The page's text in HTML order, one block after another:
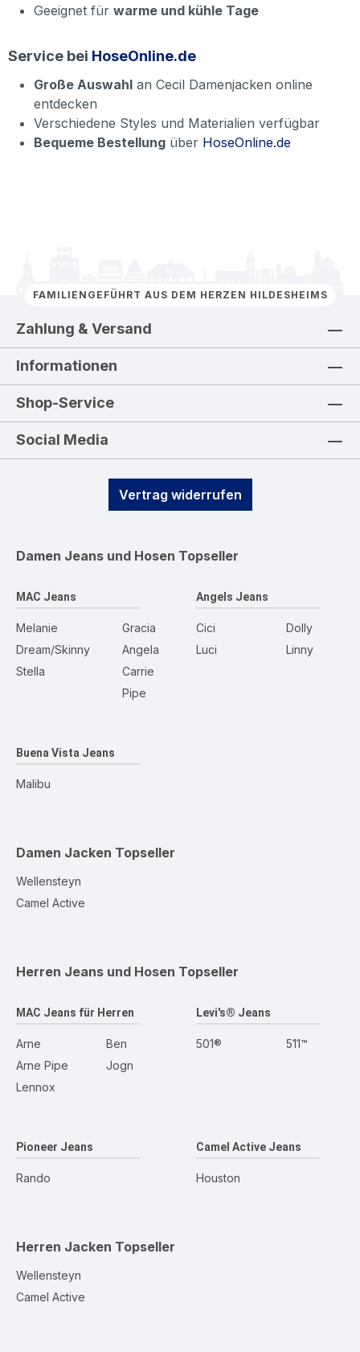
Geeignet für warme und kühle Tage
Service bei HoseOnline.de
Große Auswahl an Cecil Damenjacken online
entdecken
Verschiedene Styles und Materialien verfügbar
Bequeme Bestellung über HoseOnline.de
FAMILIENGEFÜHRT AUS DEM HERZEN HILDESHEIMS
Zahlung & Versand
Informationen
Shop-Service
Social Media
Vertrag widerrufen
Damen Jeans und Hosen Topseller
MAC Jeans
Melanie
Dream/Skinny
Stella
Gracia
Angela
Carrie
Pipe
Angels Jeans
Cici
Luci
Dolly
Linny
Buena Vista Jeans
Malibu
Damen Jacken Topseller
Wellensteyn
Camel Active
Herren Jeans und Hosen Topseller
MAC Jeans für Herren
Arne
Arne Pipe
Lennox
Ben
Jogn
Levi's® Jeans
501® 511™
Pioneer Jeans
Rando
Camel Active Jeans
Houston
Herren Jacken Topseller
Wellensteyn
Camel Active